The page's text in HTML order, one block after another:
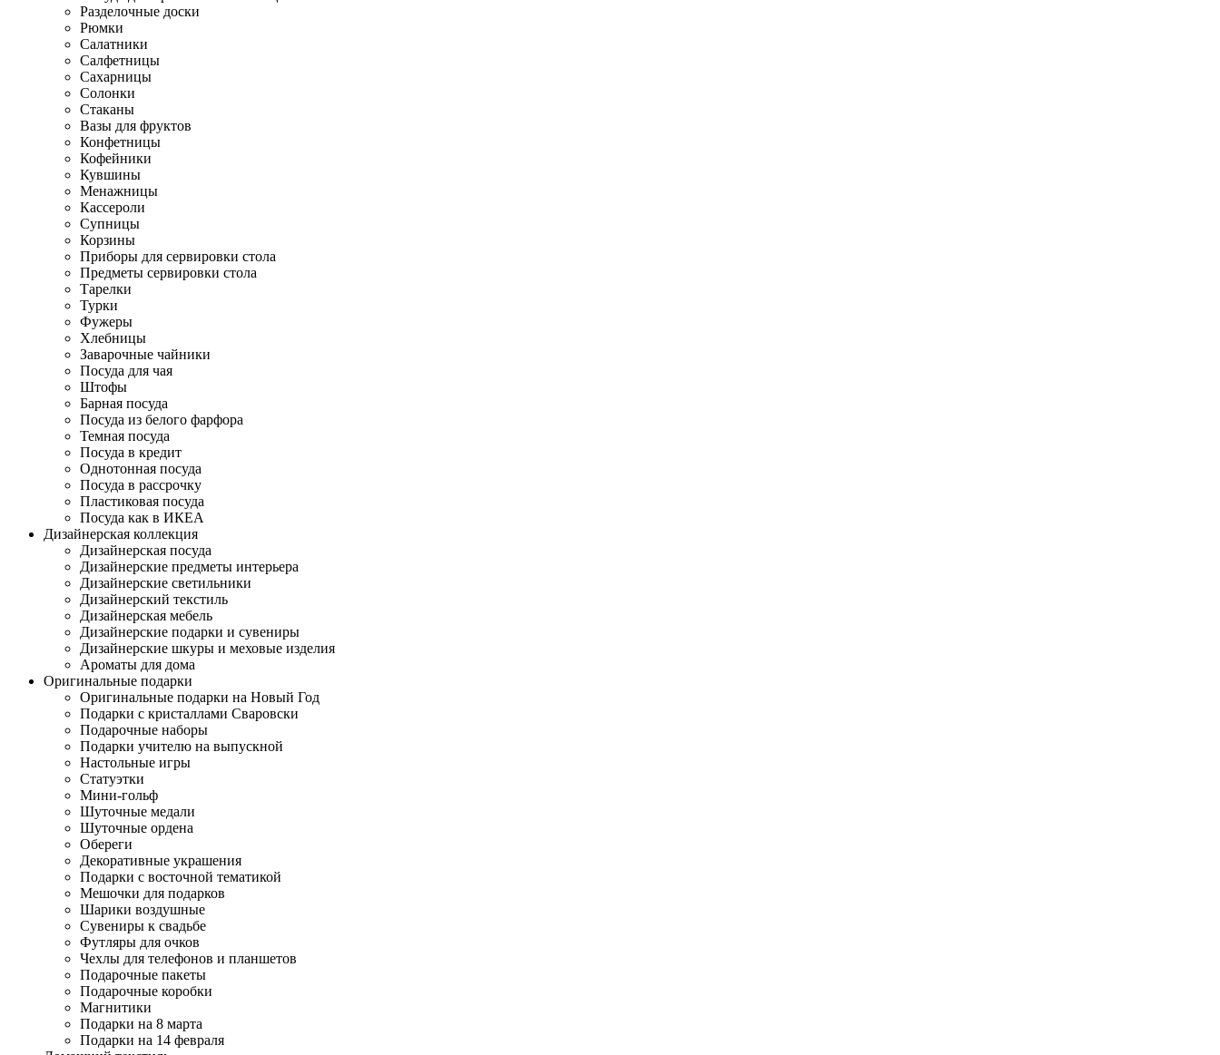
Разделочные доски
Рюмки
Салатники
Салфетницы
Сахарницы
Солонки
Стаканы
Вазы для фруктов
Конфетницы
Кофейники
Кувшины
Менажницы
Кассероли
Супницы
Корзины
Приборы для сервировки стола
Предметы сервировки стола
Тарелки
Турки
Фужеры
Хлебницы
Заварочные чайники
Посуда для чая
Штофы
Барная посуда
Посуда из белого фарфора
Темная посуда
Посуда в кредит
Однотонная посуда
Посуда в рассрочку
Пластиковая посуда
Посуда как в ИКЕА
Дизайнерская коллекция
Дизайнерская посуда
Дизайнерские предметы интерьера
Дизайнерские светильники
Дизайнерский текстиль
Дизайнерская мебель
Дизайнерские подарки и сувениры
Дизайнерские шкуры и меховые изделия
Ароматы для дома
Оригинальные подарки
Оригинальные подарки на Новый Год
Подарки с кристаллами Сваровски
Подарочные наборы
Подарки учителю на выпускной
Настольные игры
Статуэтки
Мини-гольф
Шуточные медали
Шуточные ордена
Обереги
Декоративные украшения
Подарки с восточной тематикой
Мешочки для подарков
Шарики воздушные
Сувениры к свадьбе
Футляры для очков
Чехлы для телефонов и планшетов
Подарочные пакеты
Подарочные коробки
Магнитики
Подарки на 8 марта
Подарки на 14 февраля